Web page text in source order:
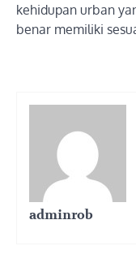
kehidupan urban
benar memiliki
adminrob